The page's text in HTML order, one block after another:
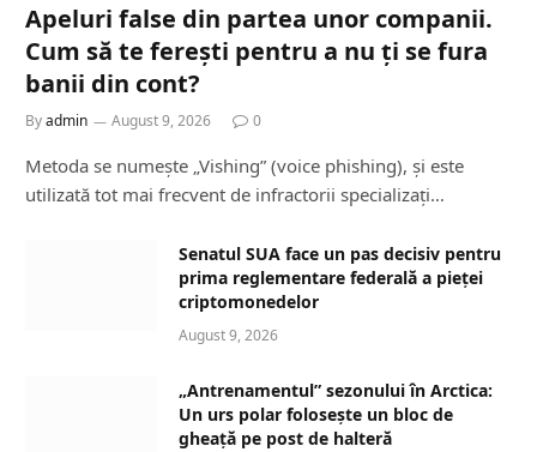
Apeluri false din partea unor companii.
Cum să te ferești pentru a nu ți se fura
banii din cont?
Byadmin August 9, 2026 0
Metoda se numește „Vishing” (voice phishing), și este
utilizată tot mai frecvent de infractorii specializați…
Senatul SUA face un pas decisiv pentru
prima reglementare federală a pieței
criptomonedelor
August 9, 2026
„Antrenamentul” sezonului în Arctica:
Un urs polar folosește un bloc de
gheață pe post de halteră